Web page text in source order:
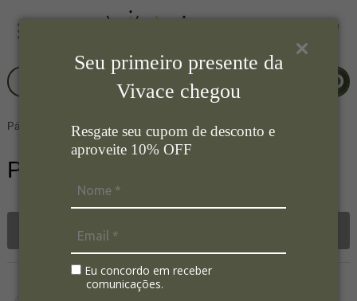
Seu primeiro presente da
Vivace chegou
Resgate seu cupom de desconto e
aproveite 10% OFF
Eu concordo em receber
comunicações.
Página Inicial Mesa Posta Porta Guardanapo
Porta Guardanapo